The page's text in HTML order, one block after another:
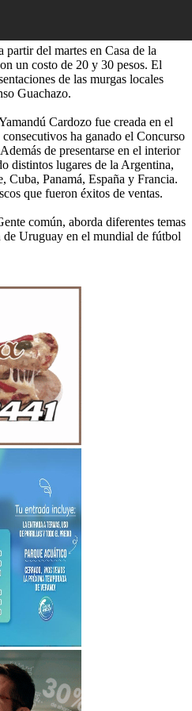
partir del martes en Casa de la
un costo de 20 y 30 pesos. El
de las murgas locales
Guachazo.
Cardozo fue creada en el
ha ganado el Concurso
de presentarse en el interior
distintos lugares de la Argentina,
Cuba, Panamá, España y Francia.
que fueron éxitos de ventas.
común, aborda diferentes temas
Uruguay en el mundial de fútbol